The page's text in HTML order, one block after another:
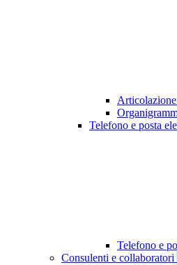
Telefono e posta
Telefono e
Consulenti e collaboratori